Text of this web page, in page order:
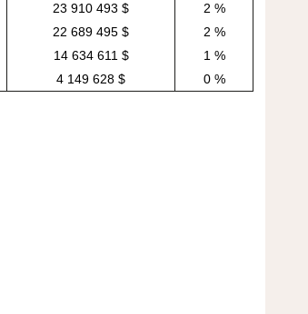
23 910 493 $
2 %
22 689 495 $
2 %
14 634 611 $
1 %
4 149 628 $ 0 %